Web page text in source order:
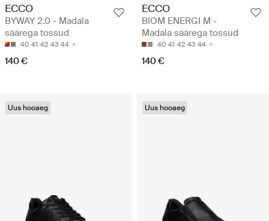
ECCO
BYWAY 2.0 - Madala
säärega tossud
40 41 42 43 44
140 €
ECCO
BIOM ENERGI M -
Madala säärega tossud
40 41 42 43 44
140 €
Uus hooaeg Uus hooaeg